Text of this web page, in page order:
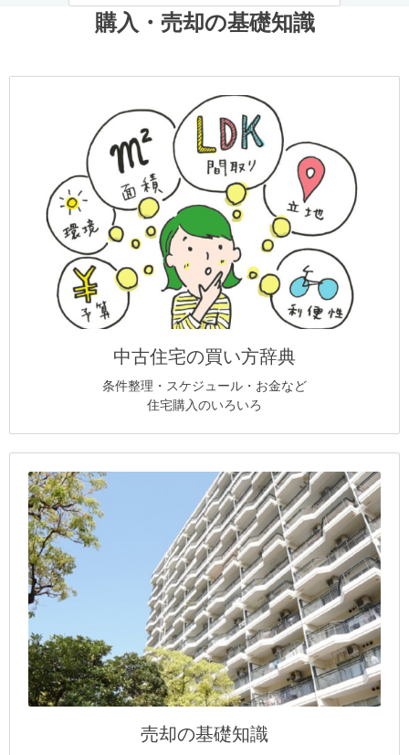
購入・売却の基礎知識
中古住宅の買い方辞典
条件整理・スケジュール・お金など
住宅購入のいろいろ
売却の基礎知識